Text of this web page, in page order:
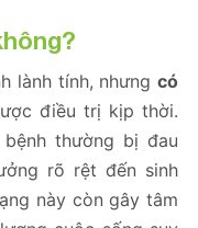
lành tính, nhưng có
điều trị kịp thời.
thường bị đau
rõ rệt đến sinh
này còn gây tâm